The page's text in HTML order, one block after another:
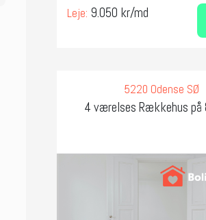
Leje: 9.050 kr/md
5220 Odense SØ
4 værelses Rækkehus på